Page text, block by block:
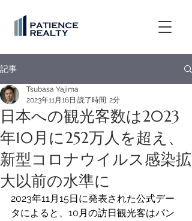
記事
日本への観光客数は2023
年10月に252万人を超え、
新型コロナウイルス感染拡
大以前の水準に
Tsubasa Yajima
2023年11月16日 読了時間: 2分
2023年11月15日に発表された公式デー
タによると、10月の訪日観光客はパン